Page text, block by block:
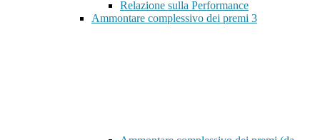
Relazione sulla Performance
Ammontare complessivo dei premi 3